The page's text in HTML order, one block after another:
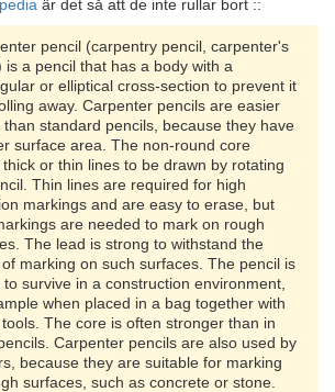
är det så att de inte rullar bort ::
pencil (carpentry pencil, carpenter's
is a pencil that has a body with a
or elliptical cross-section to prevent it
away. Carpenter pencils are easier
than standard pencils, because they have
surface area. The non-round core
thick or thin lines to be drawn by rotating
Thin lines are required for high
markings and are easy to erase, but
are needed to mark on rough
The lead is strong to withstand the
marking on such surfaces. The pencil is
to survive in a construction environment,
when placed in a bag together with
The core is often stronger than in
Carpenter pencils are also used by
because they are suitable for marking
surfaces, such as concrete or stone.